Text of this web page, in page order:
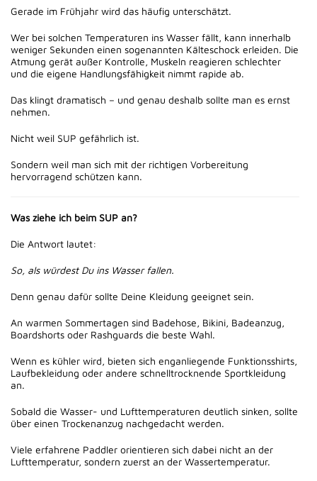
Gerade im Frühjahr wird das häufig unterschätzt.
Wer bei solchen Temperaturen ins Wasser fällt, kann innerhalb
weniger Sekunden einen sogenannten Kälteschock erleiden. Die
Atmung gerät außer Kontrolle, Muskeln reagieren schlechter
und die eigene Handlungsfähigkeit nimmt rapide ab.
Das klingt dramatisch – und genau deshalb sollte man es ernst
nehmen.
Nicht weil SUP gefährlich ist.
Sondern weil man sich mit der richtigen Vorbereitung
hervorragend schützen kann.
Was ziehe ich beim SUP an?
Die Antwort lautet:
So, als würdest Du ins Wasser fallen.
Denn genau dafür sollte Deine Kleidung geeignet sein.
An warmen Sommertagen sind Badehose, Bikini, Badeanzug,
Boardshorts oder Rashguards die beste Wahl.
Wenn es kühler wird, bieten sich enganliegende Funktionsshirts,
Laufbekleidung oder andere schnelltrocknende Sportkleidung
an.
Sobald die Wasser- und Lufttemperaturen deutlich sinken, sollte
über einen Trockenanzug nachgedacht werden.
Viele erfahrene Paddler orientieren sich dabei nicht an der
Lufttemperatur, sondern zuerst an der Wassertemperatur.